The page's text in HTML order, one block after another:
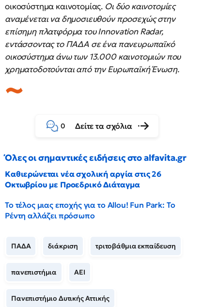
οικοσύστημα καινοτομίας. Οι δύο καινοτομίες
αναμένεται να δημοσιευθούν προσεχώς στην
επίσημη πλατφόρμα του Innovation Radar,
εντάσσοντας το ΠΑΔΑ σε ένα πανευρωπαϊκό
οικοσύστημα άνω των 13.000 καινοτομιών που
χρηματοδοτούνται από την Ευρωπαϊκή Ένωση.
0 Δείτε τα σχόλια
Όλες οι σημαντικές ειδήσεις στο alfavita.gr
Καθιερώνεται νέα σχολική αργία στις 26
Οκτωβρίου με Προεδρικό Διάταγμα
Το τέλος μιας εποχής για το Allou! Fun Park: Το
Ρέντη αλλάζει πρόσωπο
ΠΑΔΑ διάκριση τριτοβάθμια εκπαίδευση
πανεπιστήμια ΑΕΙ
Πανεπιστήμιο Δυτικής Αττικής